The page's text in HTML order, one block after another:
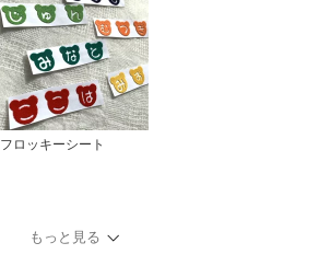
フロッキーシート
もっと見る